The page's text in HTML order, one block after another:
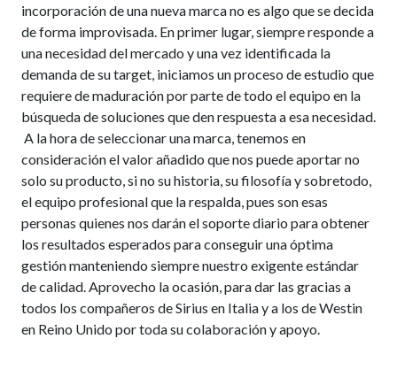
incorporación de una nueva marca no es algo que se decida
de forma improvisada. En primer lugar, siempre responde a
una necesidad del mercado y una vez identificada la
demanda de su target, iniciamos un proceso de estudio que
requiere de maduración por parte de todo el equipo en la
búsqueda de soluciones que den respuesta a esa necesidad.
A la hora de seleccionar una marca, tenemos en
consideración el valor añadido que nos puede aportar no
solo su producto, si no su historia, su filosofía y sobretodo,
el equipo profesional que la respalda, pues son esas
personas quienes nos darán el soporte diario para obtener
los resultados esperados para conseguir una óptima
gestión manteniendo siempre nuestro exigente estándar
de calidad. Aprovecho la ocasión, para dar las gracias a
todos los compañeros de Sirius en Italia y a los de Westin
en Reino Unido por toda su colaboración y apoyo.